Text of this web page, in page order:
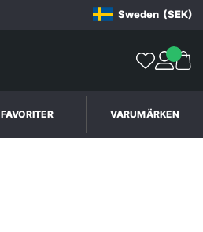
Sweden (SEK)
FAVORITER VARUMÄRKEN